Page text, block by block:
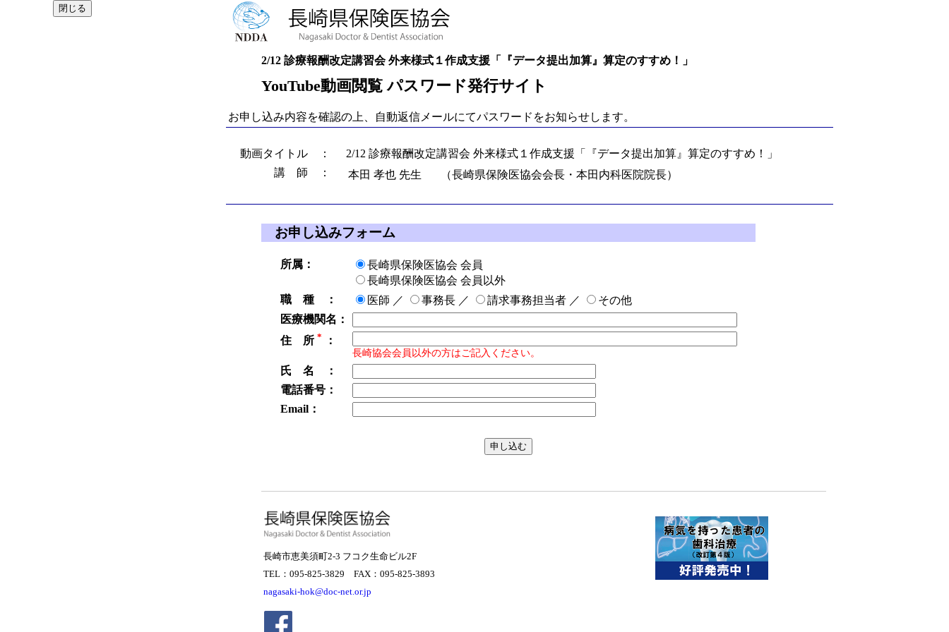
2/12 診療報酬改定講習会 外来様式１作成支援「『データ提出加算』算定のすすめ！」
YouTube動画閲覧 パスワード発行サイト
お申し込み内容を確認の上、自動返信メールにてパスワードをお知らせします。
動画タイトル ：
2/12 診療報酬改定講習会 外来様式１作成支援「『データ提出加算』算定のすすめ！」
講 師 ：
本田 孝也 先生 （長崎県保険医協会会長・本田内科医院院長）
お申し込みフォーム
所属：
長崎県保険医協会 会員
長崎県保険医協会 会員以外
職 種 ：
医師 ／ 事務長／ 請求事務担当者／
その他
医療機関名：
住 所 * ：
長崎協会会員以外の方はご記入ください。
氏 名 ：
電話番号：
Email：
長崎市恵美須町2-3 フコク生命ビル2F
TEL：095-825-3829 FAX：095-825-3893
nagasaki-hok@doc-net.or.jp